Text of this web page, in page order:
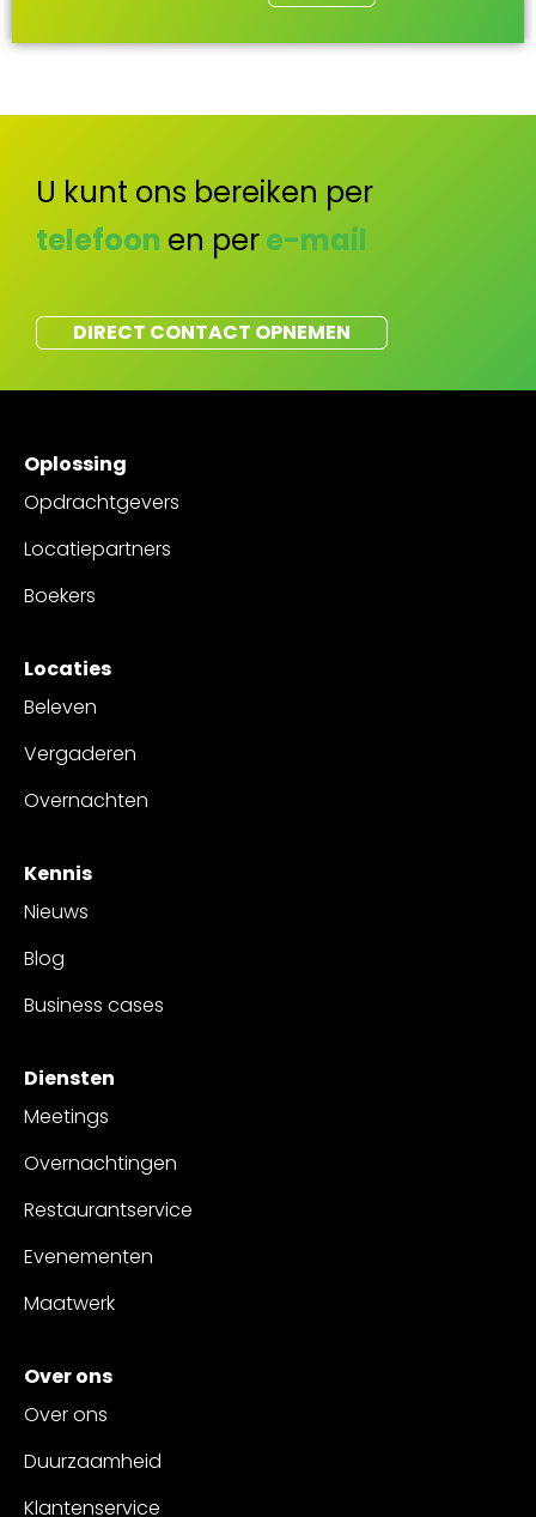
U kunt ons bereiken per
telefoon en pere-mail
DIRECT CONTACT OPNEMEN
Oplossing
Opdrachtgevers
Locatiepartners
Boekers
Locaties
Beleven
Vergaderen
Overnachten
Kennis
Nieuws
Blog
Business cases
Diensten
Meetings
Overnachtingen
Restaurantservice
Evenementen
Maatwerk
Over ons
Over ons
Duurzaamheid
Klantenservice